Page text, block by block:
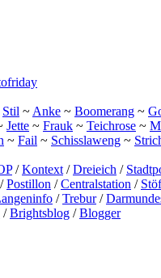
Stil ~ Anke ~ Boomerang ~
Jette ~ Frauk ~ Teichrose ~
~ Fail ~ Schisslaweng ~
/Kontext /Dreieich /
/Postillon /Centralstation /
/Trebur/
/Brightsblog /Blogger